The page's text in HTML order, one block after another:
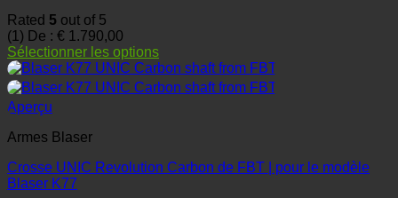
Rated 5 out of 5
(1) De : € 1.790,00
Sélectionner les options
Aperçu
Armes Blaser
Crosse UNIC Revolution Carbon de FBT | pour le modèle
Blaser K77